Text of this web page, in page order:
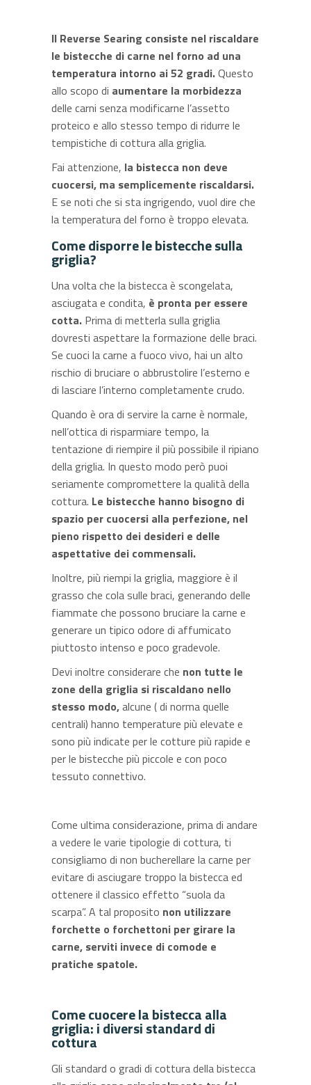
Il Reverse Searing consiste nel riscaldare
le bistecche di carne nel forno ad una
temperatura intorno ai 52 gradi.Questo
allo scopo di aumentare la morbidezza
delle carni senza modificarne l’assetto
proteico e allo stesso tempo di ridurre le
tempistiche di cottura alla griglia.
Fai attenzione, la bistecca non deve
cuocersi, ma semplicemente riscaldarsi.
E se noti che si sta ingrigendo, vuol dire che
la temperatura del forno è troppo elevata.
Come disporre le bistecche sulla
griglia?
Una volta che la bistecca è scongelata,
asciugata e condita, è pronta per essere
cotta. Prima di metterla sulla griglia
dovresti aspettare la formazione delle braci.
Se cuoci la carne a fuoco vivo, hai un alto
rischio di bruciare o abbrustolire l’esterno e
di lasciare l’interno completamente crudo.
Quando è ora di servire la carne è normale,
nell’ottica di risparmiare tempo, la
tentazione di riempire il più possibile il ripiano
della griglia. In questo modo però puoi
seriamente compromettere la qualità della
cottura. Le bistecche hanno bisogno di
spazio per cuocersi alla perfezione, nel
pieno rispetto dei desideri e delle
aspettative dei commensali.
Inoltre, più riempi la griglia, maggiore è il
grasso che cola sulle braci, generando delle
fiammate che possono bruciare la carne e
generare un tipico odore di affumicato
piuttosto intenso e poco gradevole.
Devi inoltre considerare che non tutte le
zone della griglia si riscaldano nello
stesso modo,alcune ( di norma quelle
centrali) hanno temperature più elevate e
sono più indicate per le cotture più rapide e
per le bistecche più piccole e con poco
tessuto connettivo.
Come ultima considerazione, prima di andare
a vedere le varie tipologie di cottura, ti
consigliamo di non bucherellare la carne per
evitare di asciugare troppo la bistecca ed
ottenere il classico effetto “suola da
scarpa”. A tal proposito non utilizzare
forchette o forchettoni per girare la
carne, serviti invece di comode e
pratiche spatole.
Come cuocere la bistecca alla
griglia: i diversi standard di
cottura
Gli standard o gradi di cottura della bistecca